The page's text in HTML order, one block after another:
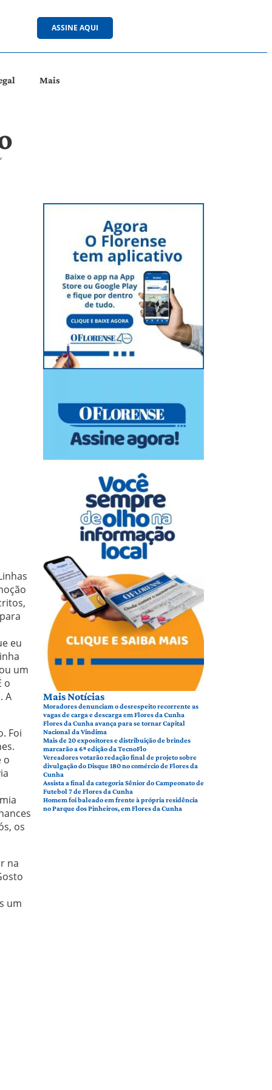
ASSINE AQUI
Mais
eu
um
o
A
Foi
o
os
na
um
Mais Notícias
Moradores denunciam o desrespeito recorrente as
vagas de carga e descarga em Flores da Cunha
Flores da Cunha avança para se tornar Capital
Nacional da Vindima
Mais de 20 expositores e distribuição de brindes
marcarão a 6ª edição da TecnoFlo
Vereadores votarão redação final de projeto sobre
divulgação do Disque 180 no comércio de Flores da
Cunha
Assista a final da categoria Sênior do Campeonato de
Futebol 7 de Flores da Cunha
Homem foi baleado em frente à própria residência
no Parque dos Pinheiros, em Flores da Cunha